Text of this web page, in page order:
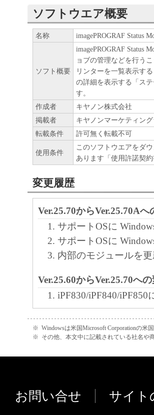
このような行為をさせて
(4) 本契約に明示的に定め
フトウエア」に関する知
に付与するものではあり
２．所有権
「本ソフトウエア」及び
は、その内容によりキヤ
ーに帰属します。
３．保証
「許諾ソフトウエア」が
れて提供されている場合
フトウエア」を購入した
エア」が格納されている
います）に物理的な欠陥
証期間中に「メディア」
には、キヤノンは、「メ
４．保証の否認・免責
(1) 「本ソフトウエア」は
諾されます。キヤノン、
ます。
ソフトウエア概要
名称 imagePROGRAF Status
ソフト概要
imagePROGRAF Status
ョブの管理などを行う
リンターを一覧表示す
の詳細を表示する「ス
す。
作成者
キヤノン株式会社
掲載者
キヤノンマーケティン
転載条件
許可無く転載不可
使用条件
このソフトウエアをダ
あります「使用許諾契
変更履歴
Ver.25.70からVer.25.70Aへ
サポートOSに
サポートOSに
内部のモジュールを更
Ver.25.60からVer.25.70へ
iPF830/iPF840/iPF850
Ver.25.51からVer.25.60へ
iPF670/iPF770に対応
Ver.25.40からVer.25.51へ
追加しました。
iPF680 Series/iPF780
※ Windowsは米国Microsoft Corporationの
※ その他、本文中に記載されている社名や
お問い合せ サイト